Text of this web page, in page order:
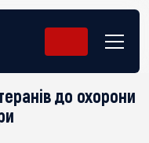
до охорони